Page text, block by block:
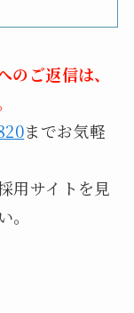
ご返信は、
までお気軽
用サイトを見